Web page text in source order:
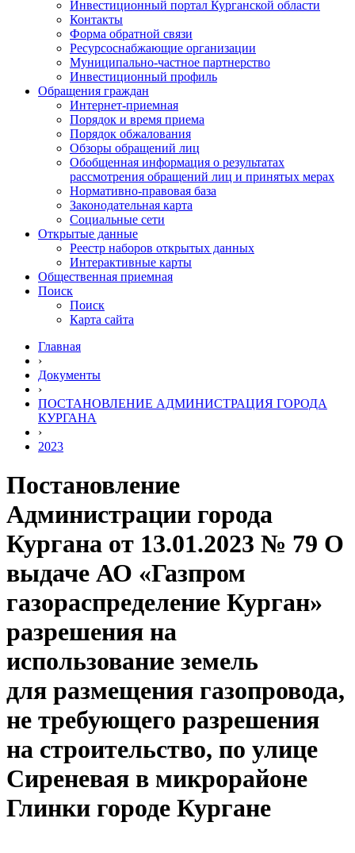
Инвестиционный портал Курганской области
Контакты
Форма обратной связи
Ресурсоснабжающие организации
Муниципально-частное партнерство
Инвестиционный профиль
Обращения граждан
Интернет-приемная
Порядок и время приема
Порядок обжалования
Обзоры обращений лиц
Обобщенная информация о результатах
рассмотрения обращений лиц и принятых мерах
Нормативно-правовая база
Законодательная карта
Социальные сети
Открытые данные
Реестр наборов открытых данных
Интерактивные карты
Общественная приемная
Поиск
Поиск
Карта сайта
Главная
›
Документы
›
ПОСТАНОВЛЕНИЕ АДМИНИСТРАЦИЯ ГОРОДА
КУРГАНА
›
2023
Постановление
Администрации города
Кургана от 13.01.2023 № 79 О
выдаче АО «Газпром
газораспределение Курган»
разрешения на
использование земель
для размещения газопровода,
не требующего разрешения
на строительство, по улице
Сиреневая в микрорайоне
Глинки городе Кургане